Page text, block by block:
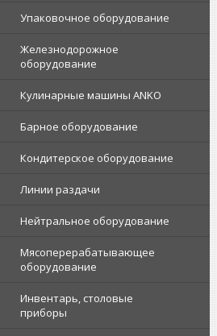
Упаковочное оборудование
Железнодорожное
оборудование
Кулинарные машины ANKO
Барное оборудование
Кондитерское оборудование
Линии раздачи
Нейтральное оборудование
Мясоперерабатывающее
оборудование
Инвентарь, столовые
приборы